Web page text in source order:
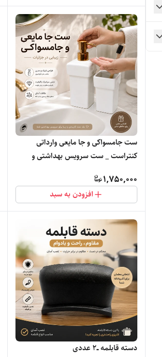
ست جامسواکی و جا مایعی وارداتی
کنتراست _ ست سرویس بهداشتی و
1,750,000
افزودن به سبد
دسته قابلمه ــ۲ عددی